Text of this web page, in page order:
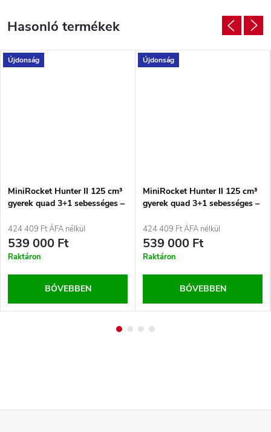
Újdonság
MiniRocket Hunter II 125 cm³
gyerek quad 3+1 sebességes –
elektromos indítással Zöld
424 409 Ft ÁFA nélkül
539 000 Ft
Raktáron
BŐVEBBEN
Újdonság
MiniRocket Hunter II 125 cm³
gyerek quad 3+1 sebességes –
elektromos indítással Piros
424 409 Ft ÁFA nélkül
539 000 Ft
Raktáron
BŐVEBBEN